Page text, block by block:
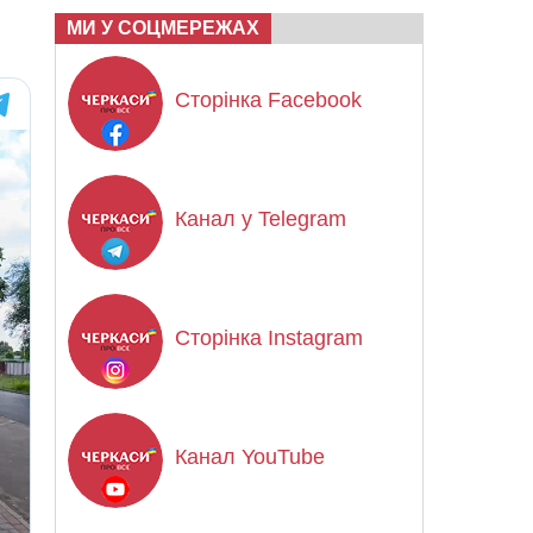
МИ У СОЦМЕРЕЖАХ
Сторінка Facebook
Канал у Telegram
Сторінка Instagram
Канал YouTube